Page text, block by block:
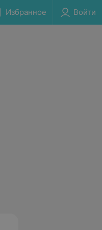
Избранное Войти